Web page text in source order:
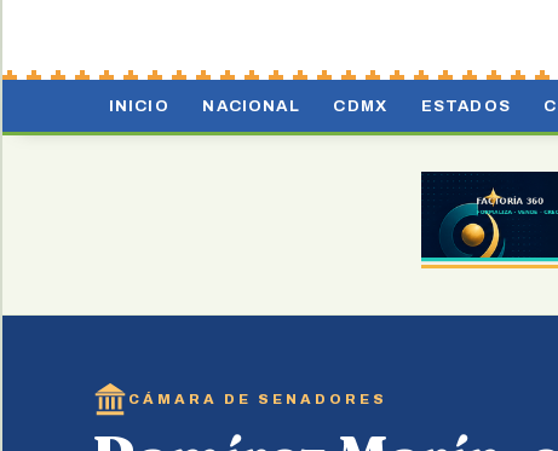
INICIO NACIONAL CDMX ESTADOS
CÁMARA DE SENADORES